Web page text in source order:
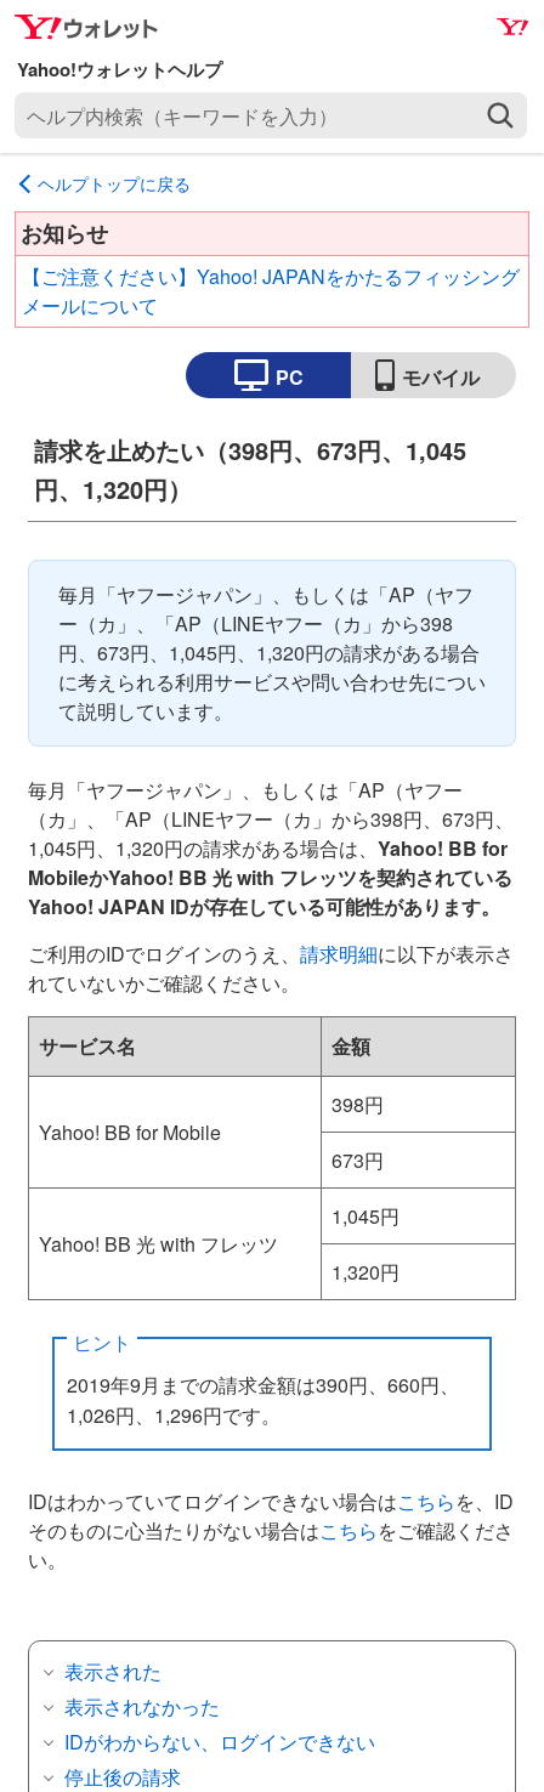
ナ
ビ
ゲ
ー
ョ
ン
へ
ス
ッ
メ
イ
ン
コ
テ
ン
ツ
へ
キ
プ
内
検
索
キ
ヘルプトップに戻る
お知らせ
【ご注意ください】Yahoo! JAPANをかたるフィッシング
メールについて
PC モバイル
請求を止めたい（398円、673円、1,045
円、1,320円）
毎月「ヤフージャパン」、もしくは「AP（ヤフ
ー（カ」、「AP（LINEヤフー（カ」から398
円、673円、1,045円、1,320円の請求がある場合
に考えられる利用サービスや問い合わせ先につい
て説明しています。
毎月「ヤフージャパン」、もしくは「AP（ヤフー
（カ」、「AP（LINEヤフー（カ」から398円、673円、
1,045円、1,320円の請求がある場合は、 Yahoo! BB for
MobileかYahoo! BB 光 with フレッツを契約されている
Yahoo! JAPAN IDが存在している可能性があります。
ご利用のIDでログインのうえ、 請求明細に以下が表示さ
れていないかご確認ください。
サービス名 金額
Yahoo! BB for Mobile
398円
673円
Yahoo! BB 光 with フレッツ
1,045円
1,320円
ヒント
2019年9月までの請求金額は390円、660円、
1,026円、1,296円です。
IDはわかっていてログインできない場合はこちらを、ID
そのものに心当たりがない場合はこちらをご確認くださ
い。
表示された
表示されなかった
IDがわからない、ログインできない
停止後の請求